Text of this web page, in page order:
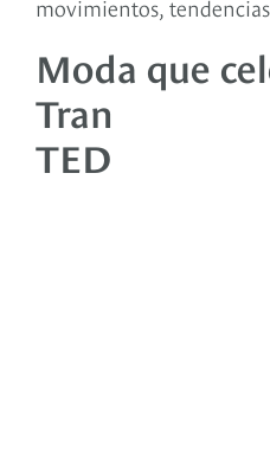
movimientos,
Moda que
Tran
TED